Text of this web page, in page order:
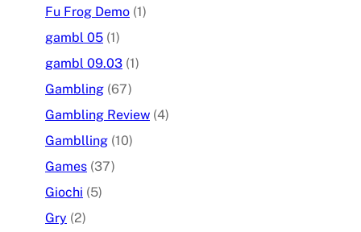
Fu Frog Demo (1)
gambl 05 (1)
gambl 09.03 (1)
Gambling (67)
Gambling Review (4)
Gamblling (10)
Games (37)
Giochi (5)
Gry (2)